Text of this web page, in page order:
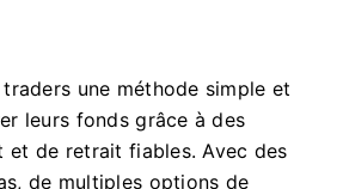
une méthode simple et
leurs fonds grâce à des
et de retrait fiables. Avec des
de multiples options de